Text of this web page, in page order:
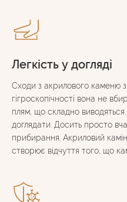
Легкість у догляді
Сходи з акрилового каменю
гігроскопічності вона не
плям, що складно
доглядати. Досить просто
прибирання. Акриловий
створює відчуття того, що